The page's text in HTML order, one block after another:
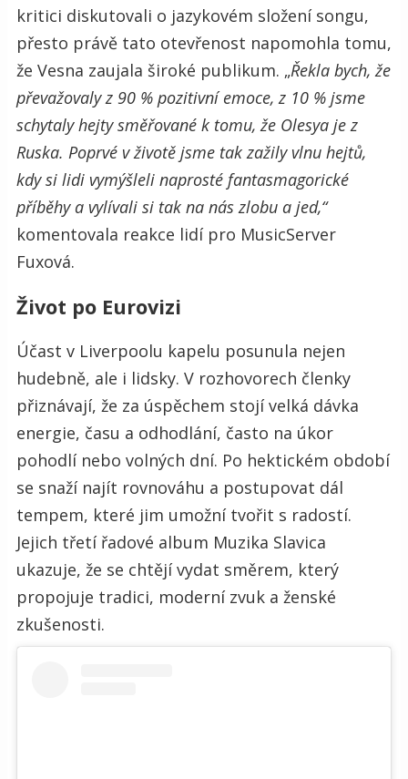
kritici diskutovali o jazykovém složení songu,
přesto právě tato otevřenost napomohla tomu,
že Vesna zaujala široké publikum. „Řekla bych, že
převažovaly z 90 % pozitivní emoce, z 10 % jsme
schytaly hejty směřované k tomu, že Olesya je z
Ruska. Poprvé v životě jsme tak zažily vlnu hejtů,
kdy si lidi vymýšleli naprosté fantasmagorické
příběhy a vylívali si tak na nás zlobu a jed,“
komentovala reakce lidí pro MusicServer
Fuxová.
Život po Eurovizi
Účast v Liverpoolu kapelu posunula nejen
hudebně, ale i lidsky. V rozhovorech členky
přiznávají, že za úspěchem stojí velká dávka
energie, času a odhodlání, často na úkor
pohodlí nebo volných dní. Po hektickém období
se snaží najít rovnováhu a postupovat dál
tempem, které jim umožní tvořit s radostí.
Jejich třetí řadové album Muzika Slavica
ukazuje, že se chtějí vydat směrem, který
propojuje tradici, moderní zvuk a ženské
zkušenosti.